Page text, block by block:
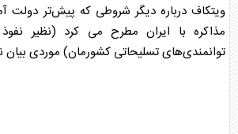
ویتکاف درباره دیگر شروطی که پیش‌تر دولت
مذاکره با ایران مطرح می کرد (نظیر
توانمندی‌های تسلیحاتی کشورمان) موردی بیان